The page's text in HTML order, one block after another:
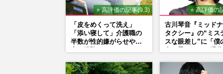
⭐ 高評価の記事(9.3)
「皮をめくって洗え」
「添い寝して」介護職の
半数が性的嫌がらせや暴
⭐ 高評価の
古川琴音『ミッド
タクシー』の“ミス
スな眼差し”に「僕
で“公認”